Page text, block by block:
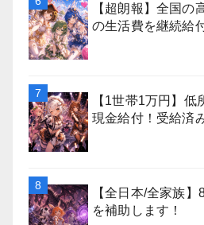
【超朗報】全国の
の生活費を継続給
【1世帯1万円】
現金給付！受給済
【全日本/全家族
を補助します！